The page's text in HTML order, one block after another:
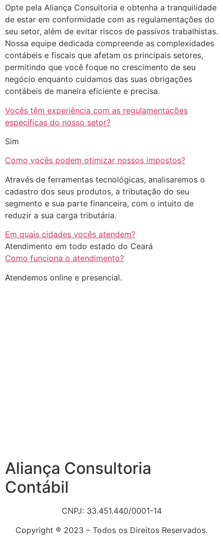
Opte pela Aliança Consultoria e obtenha a tranquilidade
de estar em conformidade com as regulamentações do
seu setor, além de evitar riscos de passivos trabalhistas.
Nossa equipe dedicada compreende as complexidades
contábeis e fiscais que afetam os principais setores,
permitindo que você foque no crescimento de seu
negócio enquanto cuidamos das suas obrigações
contábeis de maneira eficiente e precisa.
Vocês têm experiência com as regulamentações
específicas do nosso setor?
Sim
Como vocês podem otimizar nossos impostos?
Através de ferramentas tecnológicas, analisaremos o
cadastro dos seus produtos, a tributação do seu
segmento e sua parte financeira, com o intuito de
reduzir a sua carga tributária.
Em quais cidades vocês atendem?
Atendimento em todo estado do Ceará
Como funciona o atendimento?
Atendemos online e presencial.
Aliança Consultoria
Contábil
CNPJ: 33.451.440/0001-14
Copyright ® 2023 – Todos os Direitos Reservados.